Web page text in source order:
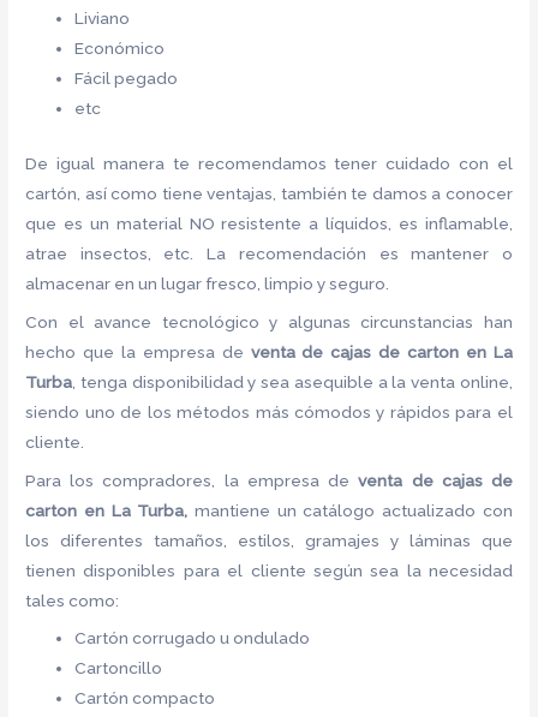
Liviano
Económico
Fácil pegado
etc
De igual manera te recomendamos tener cuidado con el
cartón, así como tiene ventajas, también te damos a conocer
que es un material NO resistente a líquidos, es inflamable,
atrae insectos, etc. La recomendación es mantener o
almacenar en un lugar fresco, limpio y seguro.
Con el avance tecnológico y algunas circunstancias han
hecho que la empresa de venta de cajas de carton en La
Turba , tenga disponibilidad y sea asequible a la venta online,
siendo uno de los métodos más cómodos y rápidos para el
cliente.
Para los compradores, la empresa deventa de cajas de
carton en La Turba, mantiene un catálogo actualizado con
los diferentes tamaños, estilos, gramajes y láminas que
tienen disponibles para el cliente según sea la necesidad
tales como:
Cartón corrugado u ondulado
Cartoncillo
Cartón compacto